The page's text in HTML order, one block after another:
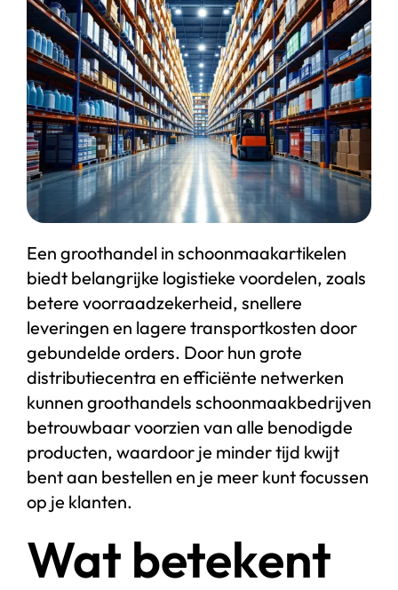
Start chat
Webshop
Een groothandel in schoonmaakartikelen
biedt belangrijke logistieke voordelen, zoals
betere voorraadzekerheid, snellere
leveringen en lagere transportkosten door
gebundelde orders. Door hun grote
distributiecentra en efficiënte netwerken
kunnen groothandels schoonmaakbedrijven
betrouwbaar voorzien van alle benodigde
producten, waardoor je minder tijd kwijt
bent aan bestellen en je meer kunt focussen
op je klanten.
Wat betekent